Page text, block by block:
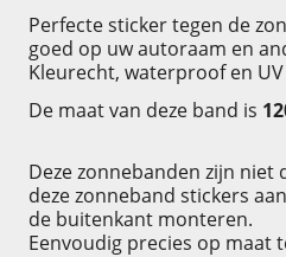
Perfecte sticker tegen de
goed op uw autoraam en
Kleurecht, waterproof en
De maat van deze band is
Deze zonnebanden zijn
deze zonneband stickers
de buitenkant monteren.
Eenvoudig precies op maat